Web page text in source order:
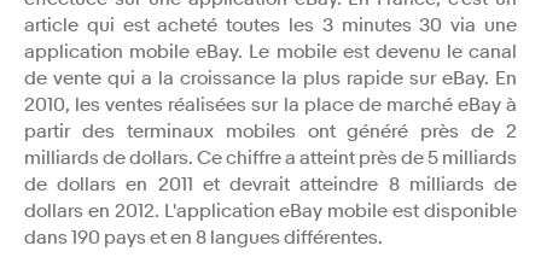
article qui est acheté toutes les 3 minutes 30 via une
application mobile eBay. Le mobile est devenu le canal
de vente qui a la croissance la plus rapide sur eBay. En
2010, les ventes réalisées sur la place de marché eBay à
partir des terminaux mobiles ont généré près de 2
milliards de dollars. Ce chiffre a atteint près de 5 milliards
de dollars en 2011 et devrait atteindre 8 milliards de
dollars en 2012. L'application eBay mobile est disponible
dans 190 pays et en 8 langues différentes.